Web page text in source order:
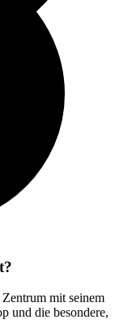
mit seinem
und die besondere,